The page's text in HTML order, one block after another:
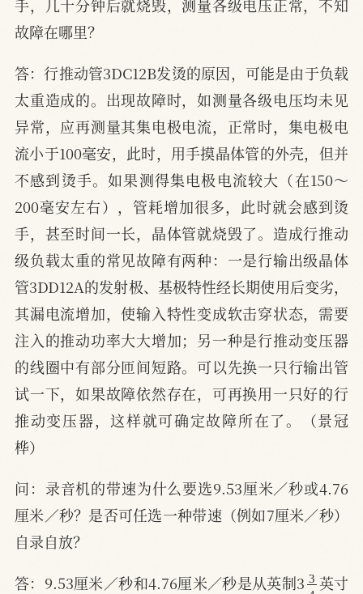
手，几十分钟后就烧毁，测量各级电压正常，不知
故障在哪里？
答：行推动管3DC12B发烫的原因，可能是由于负载
太重造成的。出现故障时，如测量各级电压均未见
异常，应再测量其集电极电流，正常时，集电极电
流小于100毫安，此时，用手摸晶体管的外壳，但并
不感到烫手。如果测得集电极电流较大（在150～
200毫安左右），管耗增加很多，此时就会感到烫
手，甚至时间一长，晶体管就烧毁了。造成行推动
级负载太重的常见故障有两种：一是行输出级晶体
管3DD12A的发射极、基极特性经长期使用后变劣，
其漏电流增加，使输入特性变成软击穿状态，需要
注入的推动功率大大增加；另一种是行推动变压器
的线圈中有部分匝间短路。可以先换一只行输出管
试一下，如果故障依然存在，可再换用一只好的行
推动变压器，这样就可确定故障所在了。（景冠
桦）
问：录音机的带速为什么要选9.53厘米／秒或4.76
厘米／秒？是否可任选一种带速（例如7厘米／秒）
自录自放？
答：9.53厘米／秒和4.76厘米／秒是从英制3 3 4
英寸